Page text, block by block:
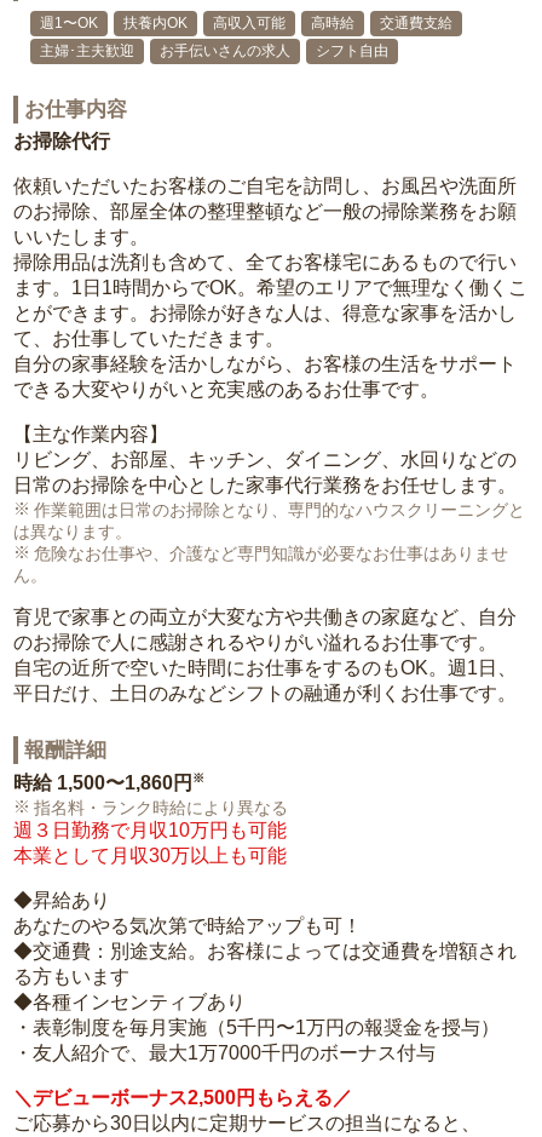
週1〜OK 扶養内OK 高収入可能 高時給
交通費支給
主婦･主夫歓迎
お手伝いさんの求人 シフト自由
お仕事内容
お掃除代行
依頼いただいたお客様のご自宅を訪問し、お風呂や洗面所
のお掃除、部屋全体の整理整頓など一般の掃除業務をお願
いいたします。
掃除用品は洗剤も含めて、全てお客様宅にあるもので行い
ます。1日1時間からでOK。希望のエリアで無理なく働くこ
とができます。お掃除が好きな人は、得意な家事を活かし
て、お仕事していただきます。
自分の家事経験を活かしながら、お客様の生活をサポート
できる大変やりがいと充実感のあるお仕事です。
【主な作業内容】
リビング、お部屋、キッチン、ダイニング、水回りなどの
日常のお掃除を中心とした家事代行業務をお任せします。
作業範囲は日常のお掃除となり、専門的なハウスクリーニングと
は異なります。
危険なお仕事や、介護など専門知識が必要なお仕事はありませ
ん。
育児で家事との両立が大変な方や共働きの家庭など、自分
のお掃除で人に感謝されるやりがい溢れるお仕事です。
自宅の近所で空いた時間にお仕事をするのもOK。週1日、
平日だけ、土日のみなどシフトの融通が利くお仕事です。
報酬詳細
時給 1,500〜1,860円 ※
指名料・ランク時給により異なる
週３日勤務で月収10万円も可能
本業として月収30万以上も可能
◆昇給あり
あなたのやる気次第で時給アップも可！
◆交通費：別途支給。お客様によっては交通費を増額され
る方もいます
◆各種インセンティブあり
・表彰制度を毎月実施（5千円〜1万円の報奨金を授与）
・友人紹介で、最大1万7000千円のボーナス付与
＼デビューボーナス2,500円もらえる／
ご応募から30日以内に定期サービスの担当になると、